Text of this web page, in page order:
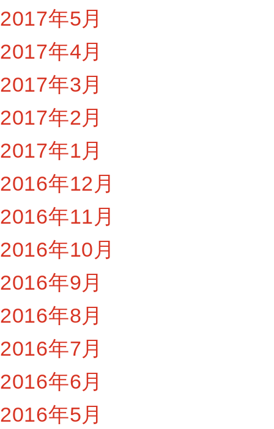
2017年5月
2017年4月
2017年3月
2017年2月
2017年1月
2016年12月
2016年11月
2016年10月
2016年9月
2016年8月
2016年7月
2016年6月
2016年5月